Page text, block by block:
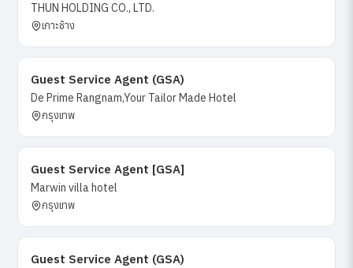
THUN HOLDING CO., LTD.
เกาะช้าง
Guest Service Agent (GSA)
De Prime Rangnam,Your Tailor Made Hotel
กรุงเทพ
Guest Service Agent [GSA]
Marwin villa hotel
กรุงเทพ
Guest Service Agent (GSA)